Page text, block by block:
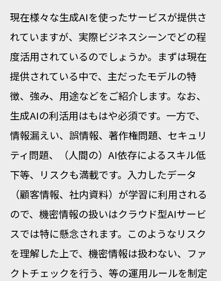
現在様々な生成AIを使ったサービスが提供さ
れていますが、実際ビジネスシーンでどの程
度活用されているのでしょうか。まずは現在
提供されている中で、主だったモデルの特
徴、強み、用途などをご紹介します。なお、
生成AIの利活用はもはや必須です。一方で、
情報漏えい、誤情報、著作権問題、セキュリ
ティ問題、（人間の）AI依存によるスキル低
下等、リスクも満載です。入力したデータ
（顧客情報、社内資料）が学習に利用される
ので、機密情報の扱いはクラウド型AIサービ
スでは特に懸念されます。このようなリスク
を理解した上で、機密情報は扱わない、ファ
クトチェックを行う、等の運用ルールを制定